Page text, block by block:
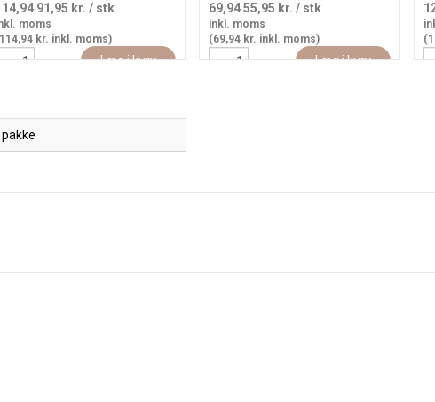
91,95 kr. / stk
moms
kr. inkl. moms)
Læg i kurv
69,9455,95 kr. / stk
inkl. moms
(69,94 kr. inkl. moms)
Læg i kurv